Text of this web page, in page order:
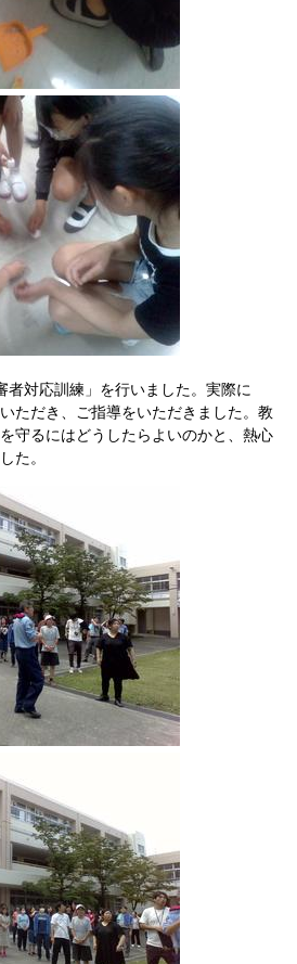
対応訓練」を行いました。実際に
ただき、ご指導をいただきました。教
守るにはどうしたらよいのかと、熱心
た。